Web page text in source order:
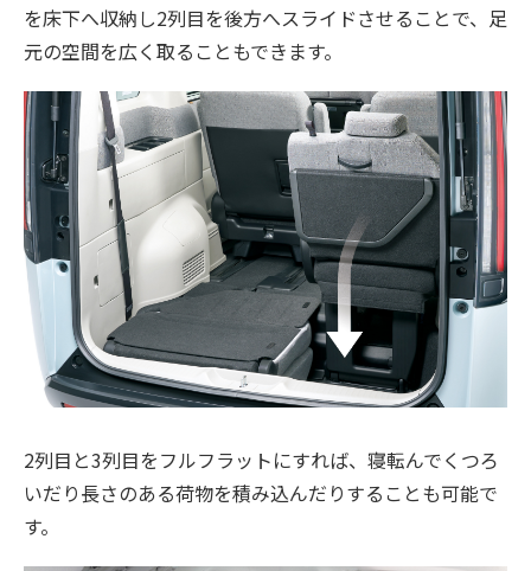
を床下へ収納し2列目を後方へスライドさせることで、足
元の空間を広く取ることもできます。
2列目と3列目をフルフラットにすれば、寝転んでくつろ
いだり長さのある荷物を積み込んだりすることも可能で
す。